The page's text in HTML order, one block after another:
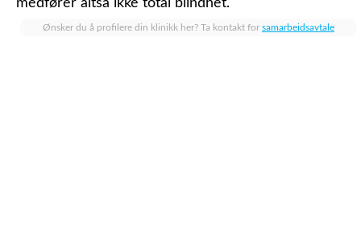
medfører altså ikke total blindhet.
Ønsker du å profilere din klinikk her? Ta kontakt for samarbeidsavtale